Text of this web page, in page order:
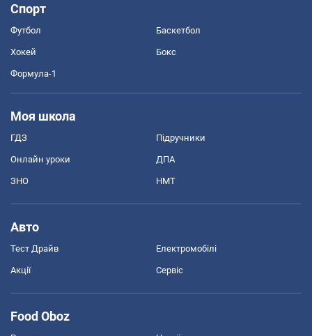
Спорт
Футбол Баскетбол
Хокей Бокс
Формула-1
Моя школа
ГДЗ Підручники
Онлайн уроки ДПА
ЗНО НМТ
Авто
Тест Драйв Електромобілі
Акції Сервіс
Food Oboz